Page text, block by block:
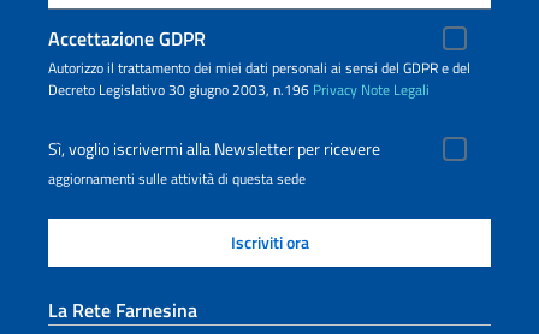
Accettazione GDPR
Autorizzo il trattamento dei miei dati personali ai sensi del GDPR e del
Decreto Legislativo 30 giugno 2003, n.196 Privacy Note Legali
Sì, voglio iscrivermi alla Newsletter per ricevere
aggiornamenti sulle attività di questa sede
La Rete Farnesina